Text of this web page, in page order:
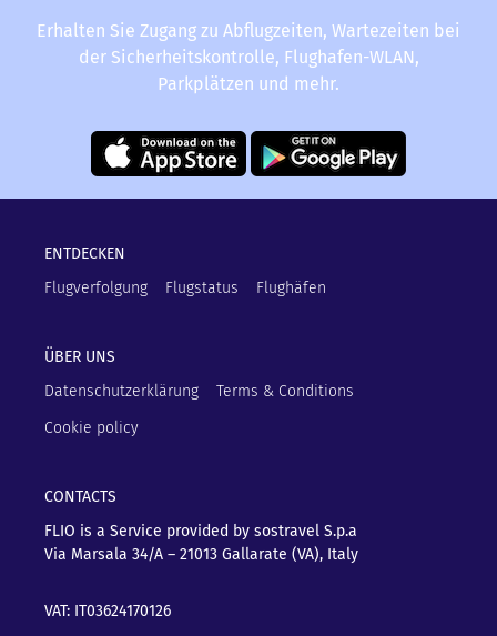
Erhalten Sie Zugang zu Abflugzeiten, Wartezeiten bei
der Sicherheitskontrolle, Flughafen-WLAN,
Parkplätzen und mehr.
ENTDECKEN
Flugverfolgung
Flugstatus Flughäfen
ÜBER UNS
Datenschutzerklärung
Terms & Conditions
Cookie policy
CONTACTS
FLIO is a Service provided by sostravel S.p.a
Via Marsala 34/A – 21013 Gallarate (VA), Italy
VAT: IT03624170126